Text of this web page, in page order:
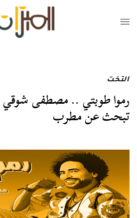
التخت
رموا طوبتي .. مصطفى شوقي
تبحث عن مطرب